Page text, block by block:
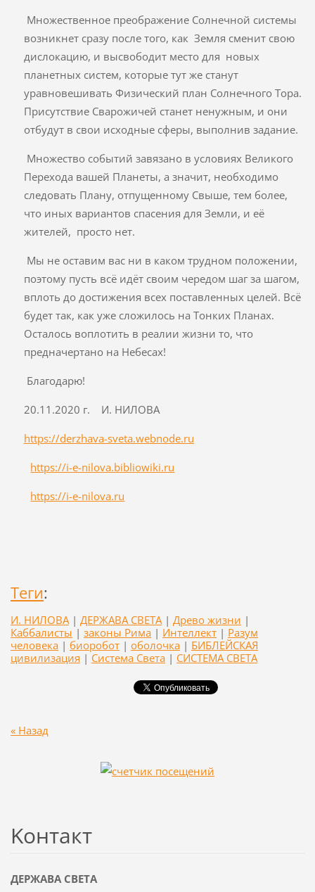
Множественное преображение Солнечной системы
возникнет сразу после того, как Земля сменит свою
дислокацию, и высвободит место для новых
планетных систем, которые тут же станут
уравновешивать Физический план Солнечного Тора.
Присутствие Сварожичей станет ненужным, и они
отбудут в свои исходные сферы, выполнив задание.
Множество событий завязано в условиях Великого
Перехода вашей Планеты, а значит, необходимо
следовать Плану, отпущенному Свыше, тем более,
что иных вариантов спасения для Земли, и её
жителей, просто нет.
Мы не оставим вас ни в каком трудном положении,
поэтому пусть всё идёт своим чередом шаг за шагом,
вплоть до достижения всех поставленных целей. Всё
будет так, как уже сложилось на Тонких Планах.
Осталось воплотить в реалии жизни то, что
предначертано на Небесах!
Благодарю!
20.11.2020 г. И. НИЛОВА
https://derzhava-sveta.webnode.ru
https://i-e-nilova.bibliowiki.ru
https://i-e-nilova.ru
Теги:
И. НИЛОВА | ДЕРЖАВА СВЕТА | Древо жизни |
Каббалисты | законы Рима | Интеллект | Разум
человека | биоробот | оболочка | БИБЛЕЙСКАЯ
цивилизация | Система Света | СИСТЕМА СВЕТА
« Назад
Koнтакт
ДЕРЖАВА СВЕТА